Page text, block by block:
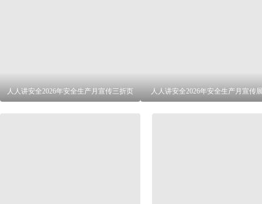
人人讲安全2026年安全生产月宣传三折页 人人讲安全2026年安全生产月宣传